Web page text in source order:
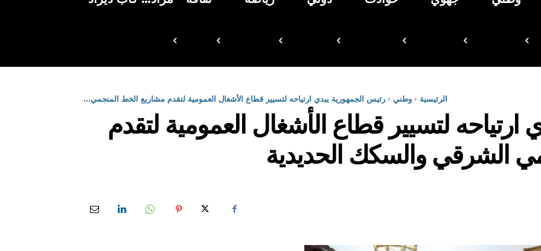
الرئيسية وطني رئيس الجمهورية يبدي ارتياحه لتسيير قطاع الأشغال العمومية لتقدم مشاريع الخط المنجمي...
لتسيير قطاع الأشغال العمومية لتقدم
الشرقي والسكك الحديدية